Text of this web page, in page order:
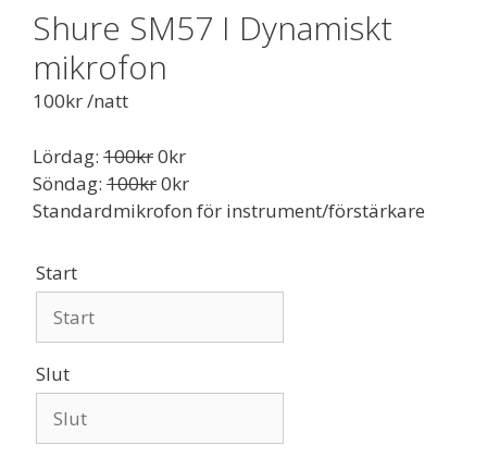
Shure SM57 I Dynamiskt
mikrofon
100kr/natt
Lördag: 100kr0kr
Söndag: 100kr0kr
Standardmikrofon för instrument/förstärkare
Start
Slut